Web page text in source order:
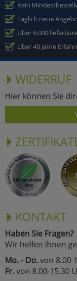
Kein
Täglich neue
Über 6.000
Über 40 Jahre
WIDERRUF
Hier können Sie
KONTAKT
Haben Sie Fragen?
Wir helfen Ihnen
Mo. - Do.von 8.00-
Fr.von 8.00-15.30